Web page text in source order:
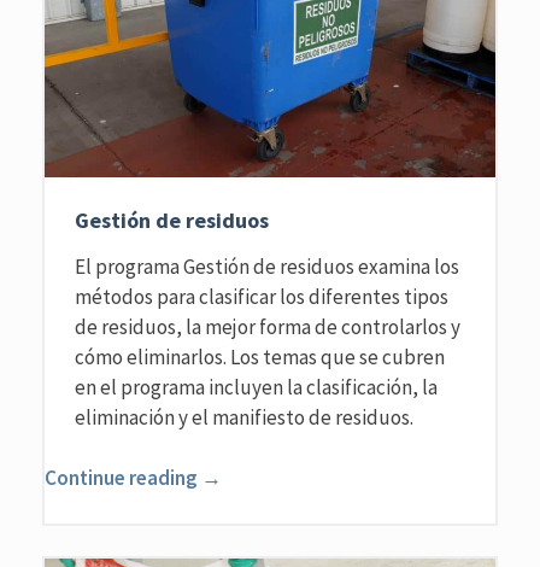
Gestión de residuos
El programa Gestión de residuos examina los
métodos para clasificar los diferentes tipos
de residuos, la mejor forma de controlarlos y
cómo eliminarlos. Los temas que se cubren
en el programa incluyen la clasificación, la
eliminación y el manifiesto de residuos.
Continue reading →